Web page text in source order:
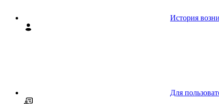
История
Для